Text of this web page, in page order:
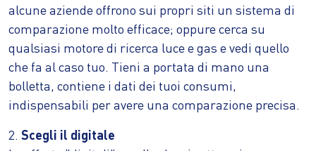
alcune aziende offrono sui propri siti un sistema di
comparazione molto efficace; oppure cerca su
qualsiasi motore di ricerca luce e gas e vedi quello
che fa al caso tuo. Tieni a portata di mano una
bolletta, contiene i dati dei tuoi consumi,
indispensabili per avere una comparazione precisa.
2. Scegli il digitale